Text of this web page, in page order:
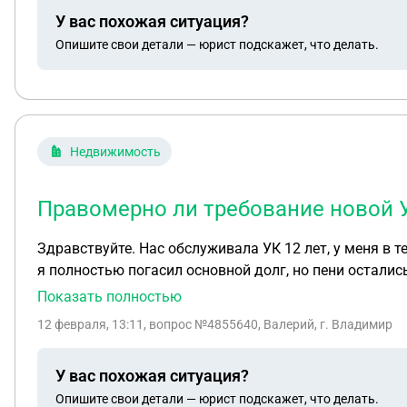
У вас похожая ситуация?
Опишите свои детали — юрист подскажет, что делать.
Недвижимость
Правомерно ли требование
Здравствуйте. Нас обслуживала УК 12 лет, у меня в
я полностью погасил основной долг, но пени
юр.лицо. Новая УК выставила мне долг за
Показать полностью
12 февраля, 13:11 , вопрос №4855640, Валерий, г. Владимир
У вас похожая ситуация?
Опишите свои детали — юрист подскажет, что делать.